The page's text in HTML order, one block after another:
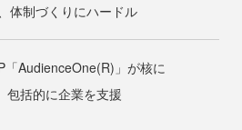
体制づくりにハードル
AudienceOne(R)」が核に
包括的に企業を支援